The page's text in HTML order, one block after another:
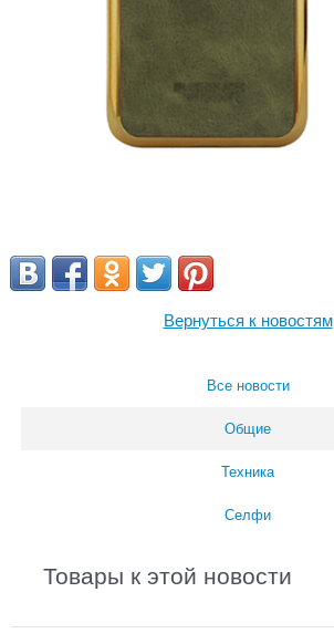
Вернуться к новостям
Все новости
Общие
Техника
Селфи
Товары к этой новости